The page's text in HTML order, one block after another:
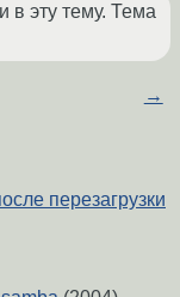
в эту тему. Тема
→
перезагрузки